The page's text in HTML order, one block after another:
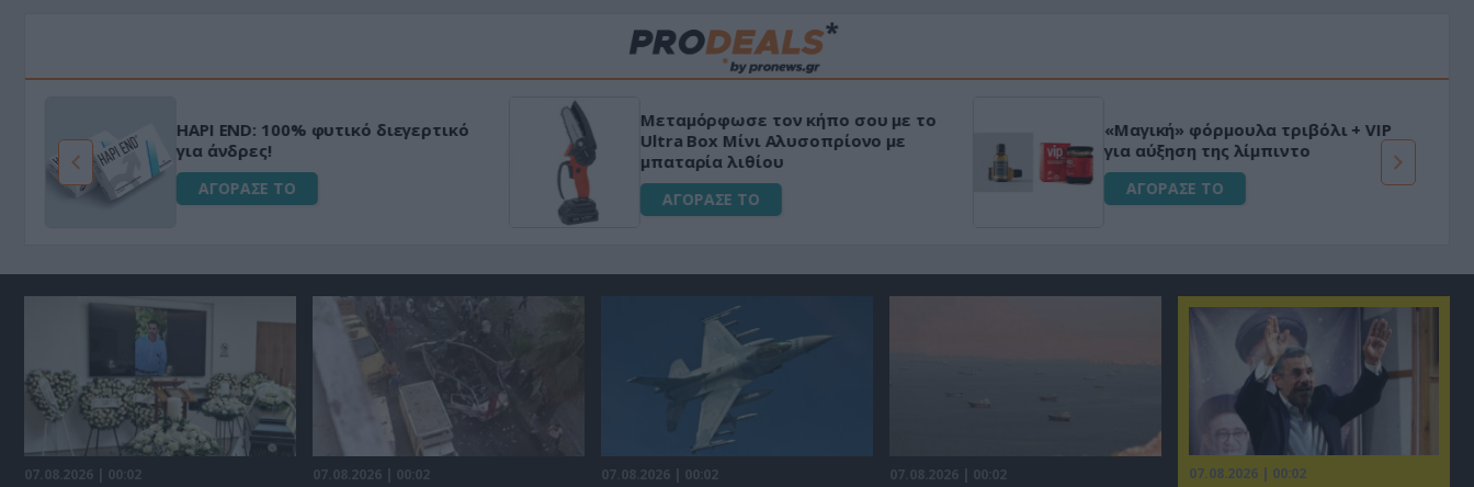
HAPI END: 100% φυτικό διεγερτικό
για άνδρες!
ΑΓΟΡΑΣΕ ΤΟ
Μεταμόρφωσε τον κήπο σου με το
Ultra Box Μίνι Αλυσοπρίονο με
μπαταρία λιθίου
ΑΓΟΡΑΣΕ ΤΟ
«Μαγική» φόρμουλα τριβόλι + VIP
για αύξηση της λίμπιντο
ΑΓΟΡΑΣΕ ΤΟ
07.08.2026 | 00:02
07.08.2026 | 00:02 07.08.2026 | 00:02 07.08.2026 | 00:02 07.08.2026 | 00:02